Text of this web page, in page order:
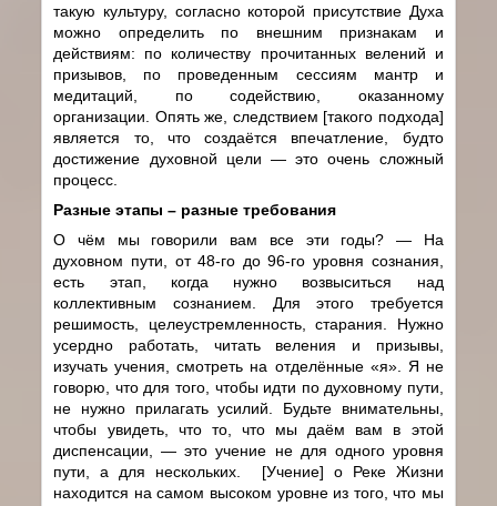
такую культуру, согласно которой присутствие Духа
можно определить по внешним признакам и
действиям: по количеству прочитанных велений и
призывов, по проведенным сессиям мантр и
медитаций, по содействию, оказанному
организации. Опять же, следствием [такого подхода]
является то, что создаётся впечатление, будто
достижение духовной цели — это очень сложный
процесс.
Разные этапы – разные требования
О чём мы говорили вам все эти годы? — На
духовном пути, от 48-го до 96-го уровня сознания,
есть этап, когда нужно возвыситься над
коллективным сознанием. Для этого требуется
решимость, целеустремленность, старания. Нужно
усердно работать, читать веления и призывы,
изучать учения, смотреть на отделённые «я». Я не
говорю, что для того, чтобы идти по духовному пути,
не нужно прилагать усилий. Будьте внимательны,
чтобы увидеть, что то, что мы даём вам в этой
диспенсации, — это учение не для одного уровня
пути, а для нескольких. [Учение] о Реке Жизни
находится на самом высоком уровне из того, что мы